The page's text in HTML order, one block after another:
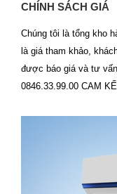
CHÍNH SÁCH GIÁ
Chúng tôi là tổng kho
là giá tham khảo,
được báo giá và tư
0846.33.99.00 CAM